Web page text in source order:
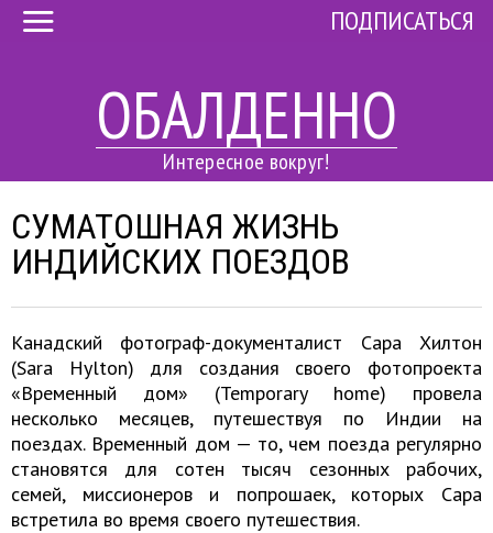
ОБАЛДЕННО
Интересное вокруг!
ПОДПИСАТЬСЯ
СУМАТОШНАЯ ЖИЗНЬ
ИНДИЙСКИХ ПОЕЗДОВ
Канадский фотограф-документалист Сара Хилтон
(Sara Hylton) для создания своего фотопроекта
«Временный дом» (Temporary home) провела
несколько месяцев, путешествуя по Индии на
поездах. Временный дом — то, чем поезда регулярно
становятся для сотен тысяч сезонных рабочих,
семей, миссионеров и попрошаек, которых Сара
встретила во время своего путешествия.